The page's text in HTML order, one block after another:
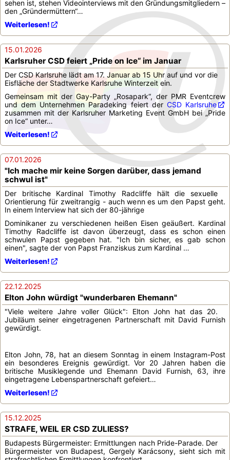
sehen ist, stehen Videointerviews mit den Gründungsmitgliedern –
den „Gründermüttern“…
Weiterlesen!
15.01.2026
Karlsruher CSD feiert „Pride on Ice“ im Januar
Der CSD Karlsruhe lädt am 17. Januar ab 15 Uhr auf und vor die
Eisfläche der Stadtwerke Karlsruhe Winterzeit ein.
Gemeinsam mit der Gay-Party „Rosapark“, der PMR Eventcrew
und dem Unternehmen Paradeking feiert der CSD Karlsruhe
zusammen mit der Karlsruher Marketing Event GmbH bei „Pride
on Ice“ unter…
Weiterlesen!
07.01.2026
"Ich mache mir keine Sorgen darüber, dass jemand
schwul ist"
Der britische Kardinal Timothy Radcliffe hält die sexuelle
Orientierung für zweitrangig - auch wenn es um den Papst geht.
In einem Interview hat sich der 80-jährige
Dominikaner zu verschiedenen heißen Eisen geäußert. Kardinal
Timothy Radcliffe ist davon überzeugt, dass es schon einen
schwulen Papst gegeben hat. "Ich bin sicher, es gab schon
einen", sagte der von Papst Franziskus zum Kardinal …
Weiterlesen!
22.12.2025
Elton John würdigt "wunderbaren Ehemann"
"Viele weitere Jahre voller Glück": Elton John hat das 20.
Jubiläum seiner eingetragenen Partnerschaft mit David Furnish
gewürdigt.
Elton John, 78, hat an diesem Sonntag in einem Instagram-Post
ein besonderes Ereignis gewürdigt. Vor 20 Jahren haben die
britische Musiklegende und Ehemann David Furnish, 63, ihre
eingetragene Lebenspartnerschaft gefeiert…
Weiterlesen!
15.12.2025
STRAFE, WEIL ER CSD ZULIESS?
Budapests Bürgermeister: Ermittlungen nach Pride-Parade. Der
Bürgermeister von Budapest, Gergely Karácsony, sieht sich mit